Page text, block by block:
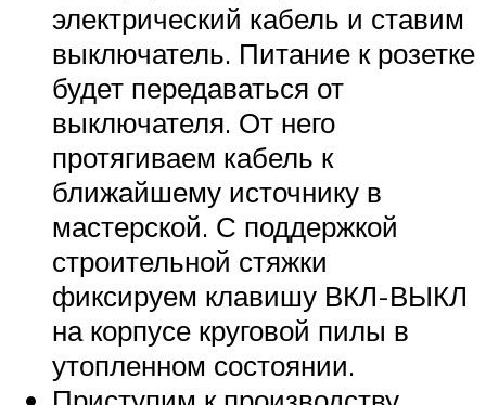
электрический кабель и ставим
выключатель. Питание к розетке
будет передаваться от
выключателя. От него
протягиваем кабель к
ближайшему источнику в
мастерской. С поддержкой
строительной стяжки
фиксируем клавишу ВКЛ-ВЫКЛ
на корпусе круговой пилы в
утопленном состоянии.